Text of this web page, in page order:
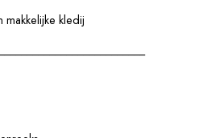
makkelijke kledij